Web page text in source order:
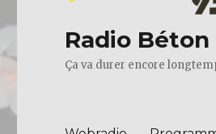
Radio Béton
Ça va durer encore